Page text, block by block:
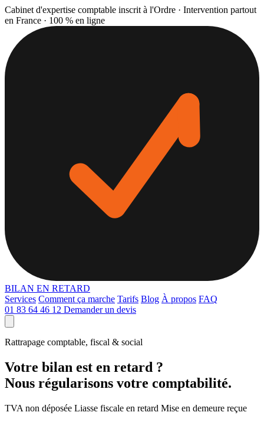
Cabinet d'expertise comptable inscrit à l'Ordre · Intervention partout
en France · 100 % en ligne
BILAN EN RETARD
Services Comment ça marche Tarifs Blog À propos FAQ
01 83 64 46 12 Demander un devis
Rattrapage comptable, fiscal & social
Votre bilan est en retard ?
Nous régularisons votre comptabilité.
TVA non déposée Liasse fiscale en retard Mise en demeure reçue